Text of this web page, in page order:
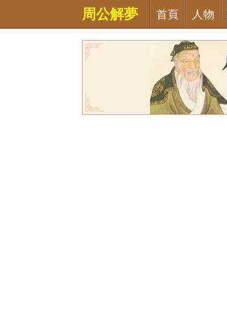
周公解夢 首頁 人物